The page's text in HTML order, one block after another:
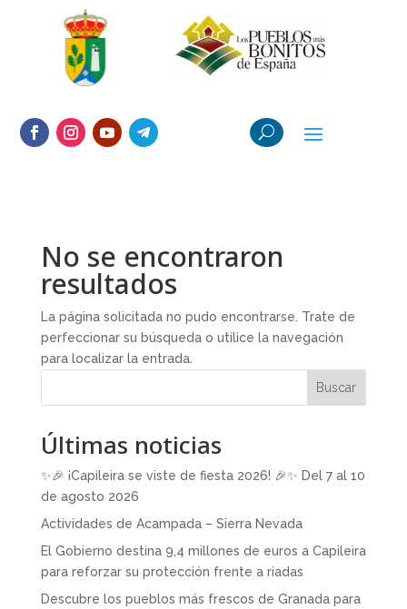
No se encontraron
resultados
La página solicitada no pudo encontrarse. Trate de
perfeccionar su búsqueda o utilice la navegación
para localizar la entrada.
Buscar
Últimas noticias
✨🎉 ¡Capileira se viste de fiesta 2026! 🎉✨ Del 7 al 10
de agosto 2026
Actividades de Acampada – Sierra Nevada
El Gobierno destina 9,4 millones de euros a Capileira
para reforzar su protección frente a riadas
Descubre los pueblos más frescos de Granada para